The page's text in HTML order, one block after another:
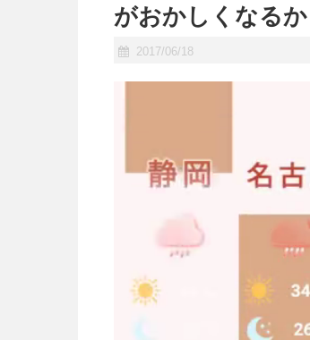
がおかしくなる
2017/06/18